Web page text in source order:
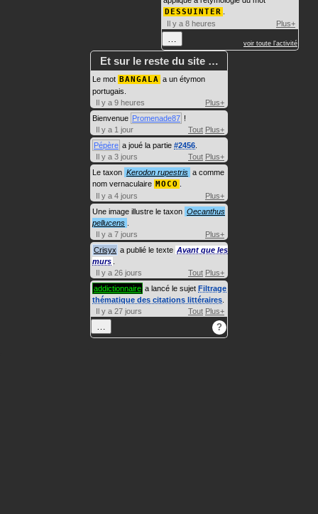
DESSUINTER
Il y a 8 heures
Plus+
… voir toute l'activité
Et sur le reste du site …
Le mot BANGALA a un étymon
portugais.
Il y a 9 heures
Plus+
Bienvenue Promenade87 !
Il y a 1 jour
Tout Plus+
Pépère a joué la partie #2456
Il y a 3 jours
Tout Plus+
Le taxon Kerodon rupestris a comme
nom vernaculaire MOCO
Il y a 4 jours
Plus+
Une image illustre le taxon Oecanthus
pellucens
Il y a 7 jours
Plus+
Crisyx a publié le texte Avant que les
murs
Il y a 26 jours
Tout Plus+
addictionnaire a lancé le sujet Filtrage
thématique des citations littéraires
Il y a 27 jours
Tout Plus+
… ?